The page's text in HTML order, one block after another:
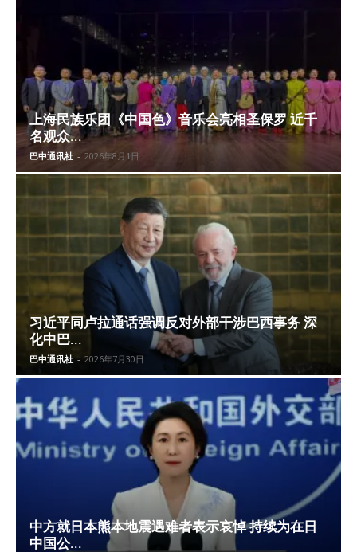
上海民族乐团《中国色》音乐会亮相圣保罗 近千
名观众...
巴中通讯社 - 2026年8月1日
习近平同卢拉通话强调反对外部干涉巴西事务 深
化中巴...
巴中通讯社 - 2026年7月30日
中方就日本熊本地震遇难者表示哀悼 持续为在日
中国公...